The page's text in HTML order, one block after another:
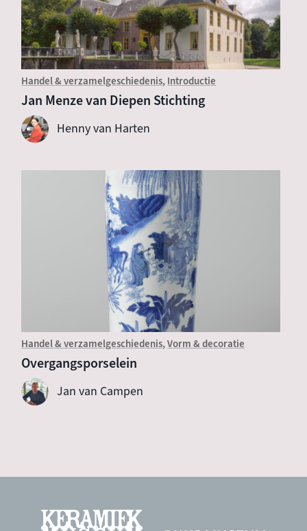
Handel & verzamelgeschiedenis Introductie
Jan Menze van Diepen Stichting
Henny van Harten
Handel & verzamelgeschiedenis Vorm & decoratie
Overgangsporselein
Jan van Campen